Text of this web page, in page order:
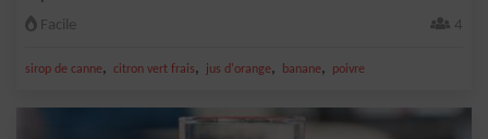
Facile 4
sirop de canne, citron vert frais, jus d'orange, banane, poivre